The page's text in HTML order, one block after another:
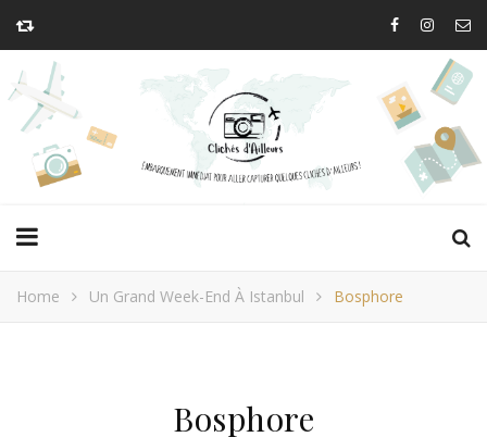
Home Un Grand Week-End À Istanbul Bosphore
Bosphore